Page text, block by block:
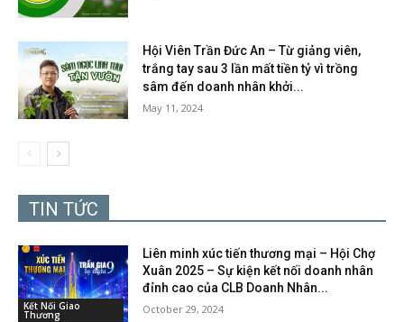
Hội Viên Trần Đức An – Từ giảng viên,
trắng tay sau 3 lần mất tiền tỷ vì trồng
sâm đến doanh nhân khởi...
May 11, 2024
TIN TỨC
Kết Nối Giao
Thương
Liên minh xúc tiến thương mại – Hội Chợ
Xuân 2025 – Sự kiện kết nối doanh nhân
đỉnh cao của CLB Doanh Nhân...
October 29, 2024